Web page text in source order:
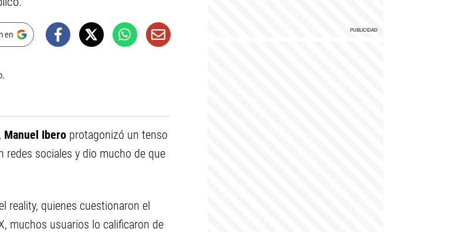
en
, Manuel Ibero protagonizó un tenso
redes sociales y dio mucho de que
reality, quienes cuestionaron el
muchos usuarios lo calificaron de